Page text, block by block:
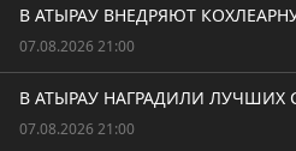
В АТЫРАУ ВНЕДРЯЮТ
07.08.2026 21:00
В АТЫРАУ НАГРАДИЛИ ЛУЧШИХ
07.08.2026 21:00